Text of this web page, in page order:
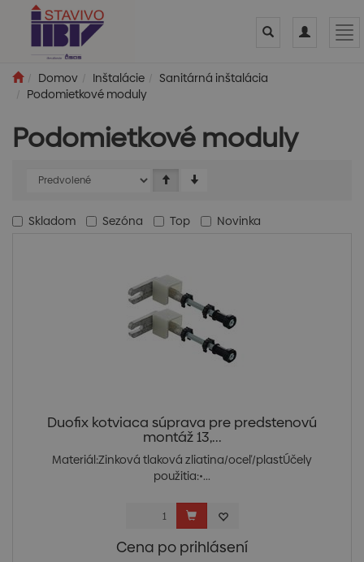
Toggle
Toggle
Domov
Inštalácie
Sanitárná inštalácia
Podomietkové moduly
Podomietkové moduly
Skladom Sezóna Top Novinka
Duofix kotviaca súprava pre predstenovú
montáž 13,...
Materiál:Zinková tlaková zliatina/oceľ/plastÚčely
použitia:•...
Cena po prihlásení